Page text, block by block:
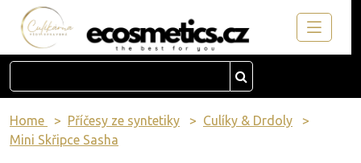
Home Příčesy ze syntetiky
Culíky & Drdoly
Mini Skřipce Sasha